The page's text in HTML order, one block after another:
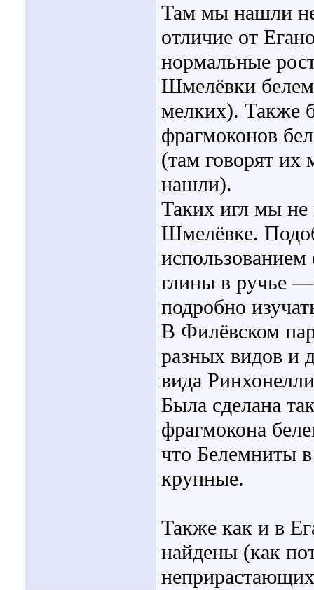
Там мы нашли
отличие от
нормальные
Шмелёвки
мелких). Также
фрагмоконов
(там говорят
нашли).
Таких игл мы не
Шмелёвке.
глины в ручье —
подробно
В Филёвском
разных видов и
вида
Была сделана
фрагмокона
что Белемниты
крупные.
Также как и в
найдены (как